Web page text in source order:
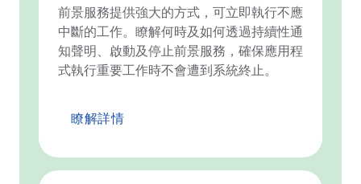
前景服務提供強大的方式，可立即執行不應
中斷的工作。瞭解何時及如何透過持續性通
知聲明、啟動及停止前景服務，確保應用程
式執行重要工作時不會遭到系統終止。
瞭解詳情